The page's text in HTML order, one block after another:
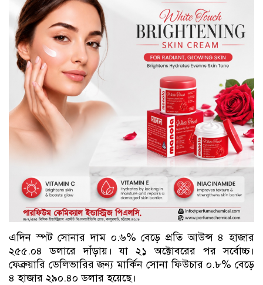
এদিন স্পট সোনার দাম ০.৬% বেড়ে প্রতি আউন্স ৪ হাজার
২৫৫.০৪ ডলারে দাঁড়ায়। যা ২১ অক্টোবরের পর সর্বোচ্চ।
ফেব্রুয়ারি ডেলিভারির জন্য মার্কিন সোনা ফিউচার ০.৮% বেড়ে
৪ হাজার ২৯০.৪০ ডলার হয়েছে।